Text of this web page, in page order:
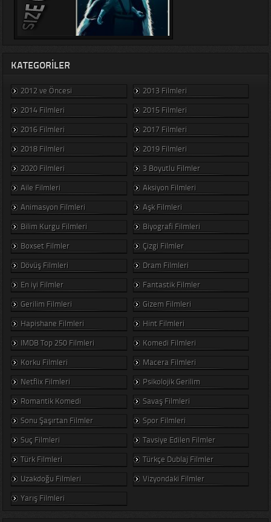
KATEGORILER
2012 ve Öncesi
2013 Filmleri
2014 Filmleri
2015 Filmleri
2016 Filmleri
2017 Filmleri
2018 Filmleri
2019 Filmleri
2020 Filmleri
3 Boyutlu Filmler
Aile Filmleri
Aksiyon Filmleri
Animasyon Filmleri
Aşk Filmleri
Bilim Kurgu Filmleri
Biyografi Filmleri
Boxset Filmler
Çizgi Filmler
Dövüş Filmleri
Dram Filmleri
En iyi Filmler
Fantastik Filmler
Gerilim Filmleri
Gizem Filmleri
Hapishane Filmleri
Hint Filmleri
IMDB Top 250 Filmleri
Komedi Filmleri
Korku Filmleri
Macera Filmleri
Netflix Filmleri
Psikolojik Gerilim
Romantik Komedi
Savaş Filmleri
Sonu Şaşırtan Filmler
Spor Filmleri
Suç Filmleri
Tavsiye Edilen Filmler
Türk Filmleri
Türkçe Dublaj Filmler
Uzakdoğu Filmleri
Vizyondaki Filmler
Yarış Filmleri